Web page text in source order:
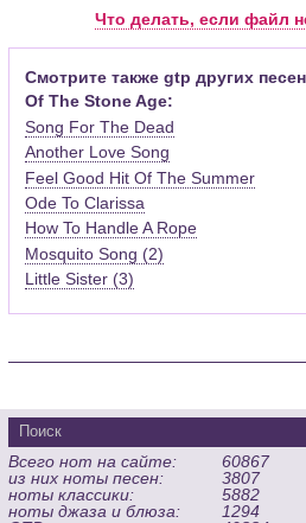
Pro (желательно, последней
официального сайта программы (
Функционал программы:
Запись музыкальных произведений
банджо и множества других
виде табулатур или нотной
табулатуры отображается
нотами и наоборот);
Создание произведений для
и других музыкальных инструментов;
Интеграция текста песен в ноты и
Встроенный определитель и
Экспортирование музыкальных
MusicXML, WAV, PNG, PDF, GP5 (в
печати;
Импортирование из MIDI,
TablEdit (.tef)
Что делать, если файл
Смотрите также gtp других
Of The Stone Age:
Song For The Dead
Another Love Song
Feel Good Hit Of The Summer
Ode To Clarissa
How To Handle A Rope
Mosquito Song (2)
Little Sister (3)
Всего нот на сайте:
60867
из них ноты песен:
3807
ноты классики:
5882
ноты джаза и блюза:
1294